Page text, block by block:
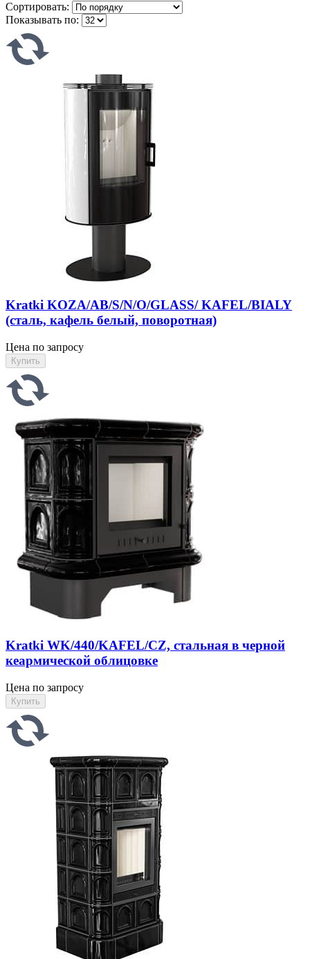
Сортировать:
Показывать по:
Kratki KOZA/AB/S/N/O/GLASS/ KAFEL/BIALY
(сталь, кафель белый, поворотная)
Цена по запросу
Kratki WK/440/KAFEL/CZ, стальная в черной
кеармической облицовке
Цена по запросу